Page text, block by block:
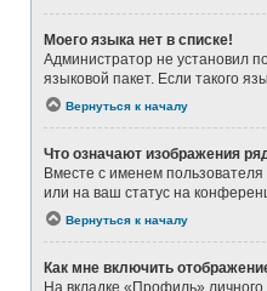
Моего языка нет в списке!
Администратор не установил
языковой пакет. Если такого
Вернуться к началу
Что означают изображения
Вместе с именем пользователя
или на ваш статус на
Вернуться к началу
Как мне включить
На вкладке «Профиль»